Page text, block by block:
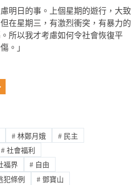
明日的事。上個星期的遊行，大致
在星期三，有激烈衝突，有暴力的
所以我才考慮如何令社會恢復平
。」
# 林鄭月娥 # 民主
# 社會福利
福界 # 自由
犯條例 # 鄧寶山